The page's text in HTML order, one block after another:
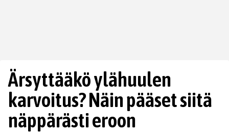
Ärsyttääkö ylähuulen
karvoitus? Näin pääset siitä
näppärästi eroon